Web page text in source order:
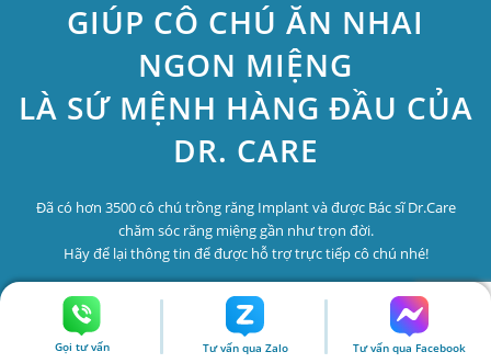
GIÚP CÔ CHÚ ĂN NHAI
NGON MIỆNG
LÀ SỨ MỆNH HÀNG ĐẦU CỦA
DR. CARE
Đã có hơn 3500 cô chú trồng răng Implant và được Bác sĩ Dr.Care
chăm sóc răng miệng gần như trọn đời.
Hãy để lại thông tin để được hỗ trợ trực tiếp cô chú nhé!
Gọi tư vấn Tư vấn qua Zalo Tư vấn qua Facebook